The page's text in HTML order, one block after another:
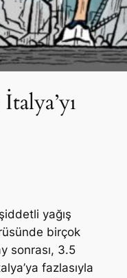
yağış
birçok
sonrası, 3.5
fazlasıyla